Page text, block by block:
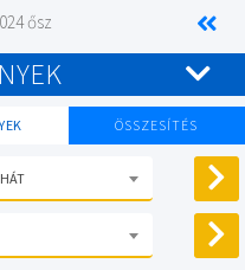
ősz
ÖSSZESÍTÉS